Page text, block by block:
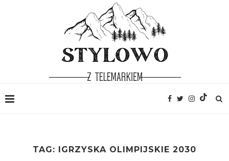
TAG: IGRZYSKA OLIMPIJSKIE 2030